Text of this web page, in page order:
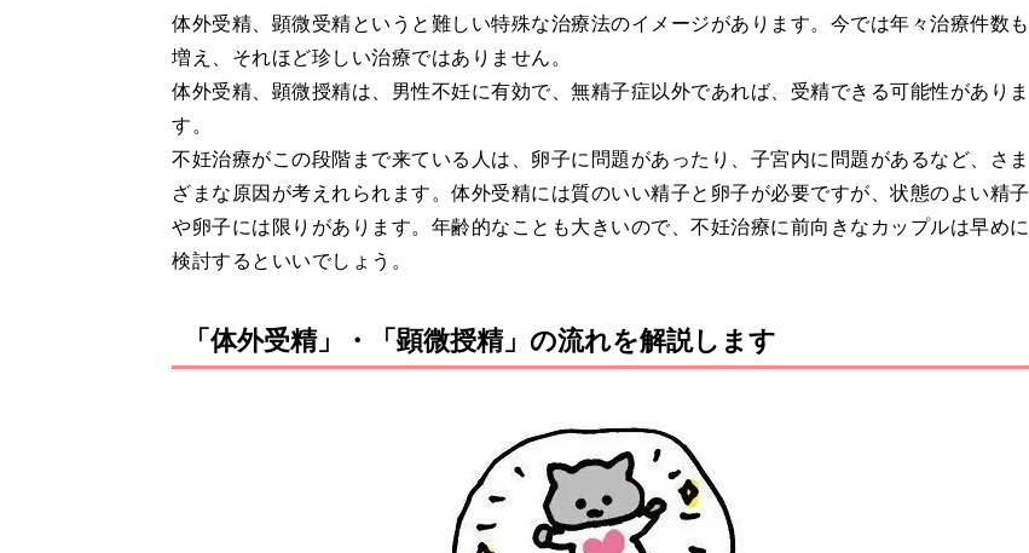
体外受精、顕微受精というと難しい特殊な治療法のイメージがあります。今では年々治療件数も
増え、それほど珍しい治療ではありません。
体外受精、顕微授精は、男性不妊に有効で、無精子症以外であれば、受精できる可能性がありま
す。
不妊治療がこの段階まで来ている人は、卵子に問題があったり、子宮内に問題があるなど、さま
ざまな原因が考えれられます。体外受精には質のいい精子と卵子が必要ですが、状態のよい精子
や卵子には限りがあります。年齢的なことも大きいので、不妊治療に前向きなカップルは早めに
検討するといいでしょう。
「体外受精」・「顕微授精」の流れを解説します